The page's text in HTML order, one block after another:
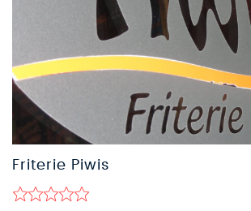
Friterie Piwis